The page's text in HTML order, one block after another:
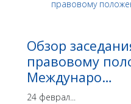
Обзор
правовому
Междунаро…
24 феврал...